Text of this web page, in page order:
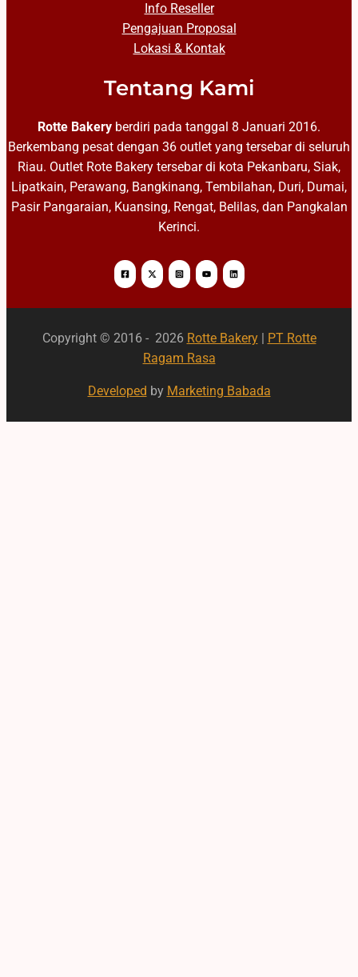
Info Reseller
Pengajuan Proposal
Lokasi & Kontak
Tentang Kami
Rotte Bakery berdiri pada tanggal 8 Januari 2016.
Berkembang pesat dengan 36 outlet yang tersebar di seluruh
Riau. Outlet Rote Bakery tersebar di kota Pekanbaru, Siak,
Lipatkain, Perawang, Bangkinang, Tembilahan, Duri, Dumai,
Pasir Pangaraian, Kuansing, Rengat, Belilas, dan Pangkalan
Kerinci.
Copyright © 2016 - 2026 Rotte Bakery| PT Rotte
Ragam Rasa
Developed by Marketing Babada